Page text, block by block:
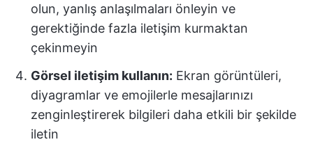
olun, yanlış anlaşılmaları önleyin ve
gerektiğinde fazla iletişim kurmaktan
çekinmeyin
Görsel iletişim kullanın: Ekran görüntüleri,
diyagramlar ve emojilerle mesajlarınızı
zenginleştirerek bilgileri daha etkili bir şekilde
iletin